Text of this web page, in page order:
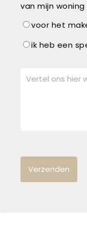
van mijn woning
voor het
ik heb een